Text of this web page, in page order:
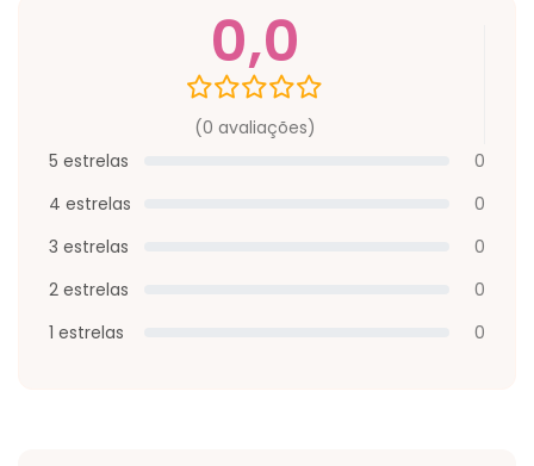
0,0
(0 avaliações)
5 estrelas
0
4 estrelas
0
3 estrelas
0
2 estrelas
0
1 estrelas
0